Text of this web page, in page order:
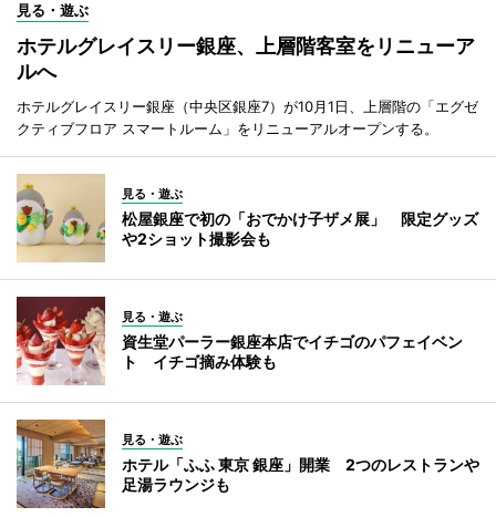
見る・遊ぶ
ホテルグレイスリー銀座、上層階客室をリニューア
ルへ
ホテルグレイスリー銀座（中央区銀座7）が10月1日、上層階の「エグゼ
クティブフロア スマートルーム」をリニューアルオープンする。
見る・遊ぶ
松屋銀座で初の「おでかけ子ザメ展」 限定グッズ
や2ショット撮影会も
見る・遊ぶ
資生堂パーラー銀座本店でイチゴのパフェイベン
ト イチゴ摘み体験も
見る・遊ぶ
ホテル「ふふ 東京 銀座」開業 2つのレストランや
足湯ラウンジも